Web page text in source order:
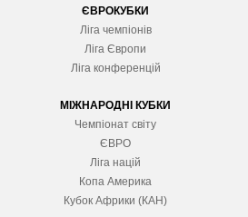
ЄВРОКУБКИ
Ліга чемпіонів
Ліга Європи
Ліга конференцій
МІЖНАРОДНІ КУБКИ
Чемпіонат світу
ЄВРО
Ліга націй
Копа Америка
Кубок Африки (КАН)